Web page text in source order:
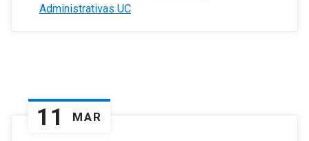
Administrativas UC
11 MAR